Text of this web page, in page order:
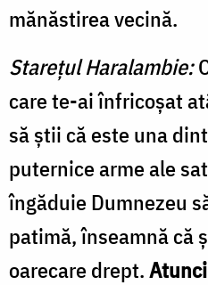
mănăs­tirea vecină.
Stareţul Haralambie:
care te-ai înfricoşat
să ştii că este una
puternice arme ale
îngăduie Dumnezeu
patimă, înseamnă că
oarecare drept.